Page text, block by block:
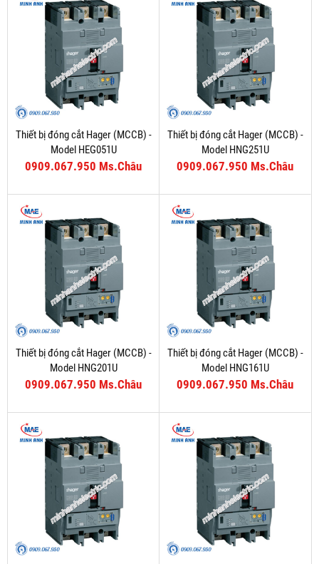
Thiết bị đóng cắt Hager (MCCB) -
Model HEG051U
0909.067.950 Ms.Châu
Thiết bị đóng cắt Hager (MCCB) -
Model HNG251U
0909.067.950 Ms.Châu
Thiết bị đóng cắt Hager (MCCB) -
Model HNG201U
0909.067.950 Ms.Châu
Thiết bị đóng cắt Hager (MCCB) -
Model HNG161U
0909.067.950 Ms.Châu